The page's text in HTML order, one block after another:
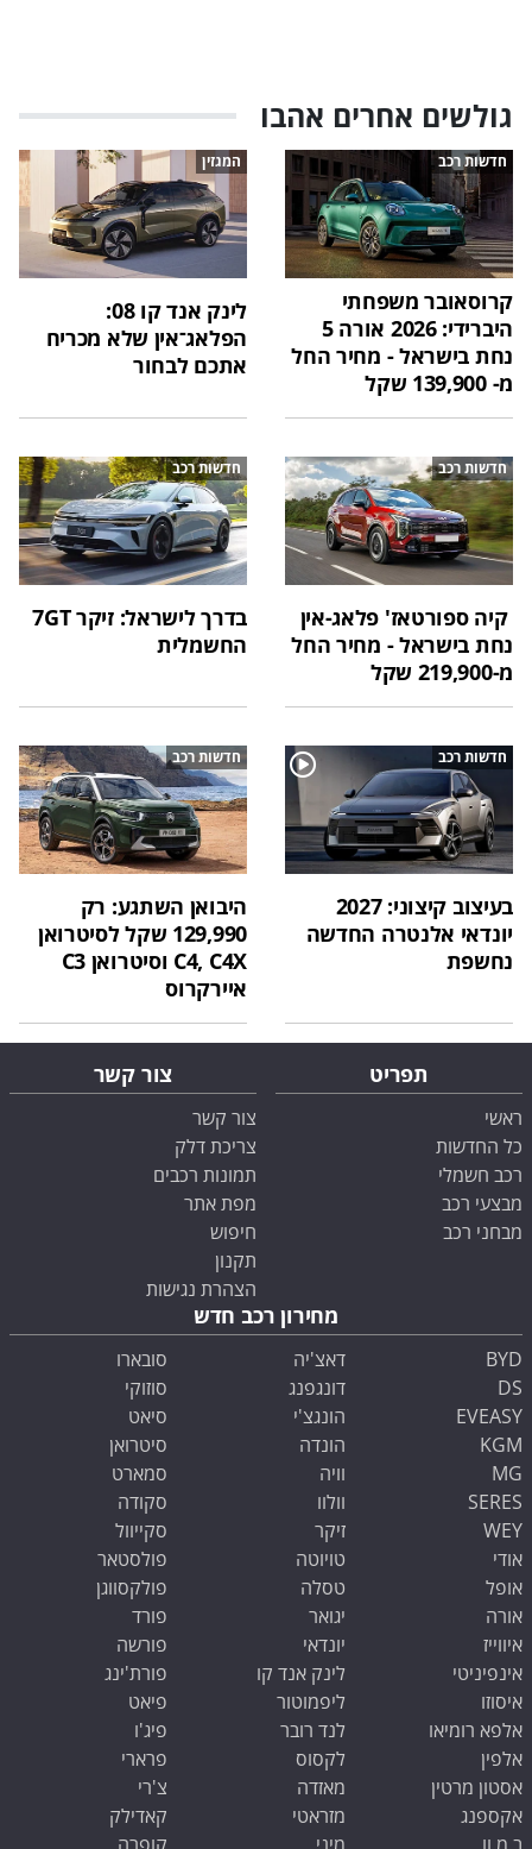
גולשים אחרים אהבו
חדשות רכב
קרוסאובר משפחתי
היברידי: 2026 אורה 5
נחת בישראל - מחיר החל
מ- 139,900 שקל
המגזין
לינק אנד קו 08:
הפלאג־אין שלא מכריח
אתכם לבחור
חדשות רכב
קיה ספורטאז' פלאג-אין
נחת בישראל - מחיר החל
מ-219,900 שקל
חדשות רכב
בדרך לישראל: זיקר 7GT
החשמלית
חדשות רכב
בעיצוב קיצוני: 2027
יונדאי אלנטרה החדשה
נחשפת
חדשות רכב
היבואן השתגע: רק
129,990 שקל לסיטרואן
C4, C4X וסיטרואן C3
איירקרוס
תפריט
ראשי
כל החדשות
רכב חשמלי
מבצעי רכב
מבחני רכב
צור קשר
צור קשר
צריכת דלק
תמונות רכבים
מפת אתר
חיפוש
תקנון
הצהרת נגישות
מחירון רכב חדש
BYD
DS
EVEASY
KGM
MG
SERES
WEY
אודי
אופל
אורה
איווייז
אינפיניטי
איסוזו
אלפא רומיאו
אלפין
אסטון מרטין
אקספנג
ב.מ.וו
דאצ'יה
דונגפנג
הונגצ'י
הונדה
וויה
וולוו
זיקר
טויוטה
טסלה
יגואר
יונדאי
לינק אנד קו
ליפמוטור
לנד רובר
לקסוס
מאזדה
מזראטי
מיני
סובארו
סוזוקי
סיאט
סיטרואן
סמארט
סקודה
סקייוול
פולסטאר
פולקסווגן
פורד
פורשה
פורת'ינג
פיאט
פיג'ו
פרארי
צ'רי
קאדילק
קופרה